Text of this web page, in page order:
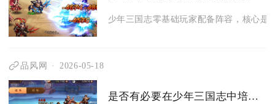
少年三国志零基础玩家配备阵容，核心是
品风网 2026-05-18
是否有必要在少年三国志中培养军团技能